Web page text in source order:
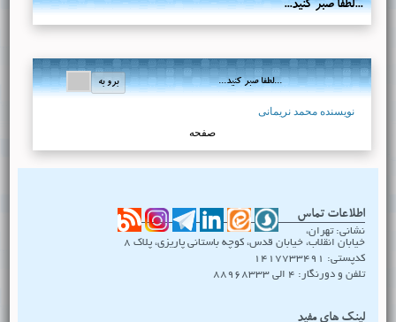
...لطفا صبر کنید...
...لطفا صبر کنید...
نویسنده محمد نریمانی
صفحه
اطلاعات تماس
نشانی: تهران،
خیابان انقلاب، خیابان قدس، کوچه باستانی پاریزی، پلاک ۸
کدپستی: 1417733491
تلفن و دورنگار: 4 الی 88968333
لینک های مفید